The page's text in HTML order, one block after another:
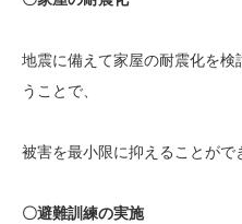
地震に備えて家屋の耐震化を
うことで、
被害を最小限に抑えることがで
〇避難訓練の実施